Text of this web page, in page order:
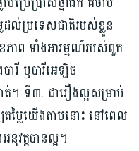
ដល់ប្រទេសជាតិរបស់ខ្លួន
ាព ទាំងអារម្មណ៍របស់ពួក
ារី ឬបារីអេឡិច
។ ទី៣. ជារឿងល្អសម្រាប់
ម្លៃយើងតាមនោះ នៅពេល
វត្តបានល្អ។